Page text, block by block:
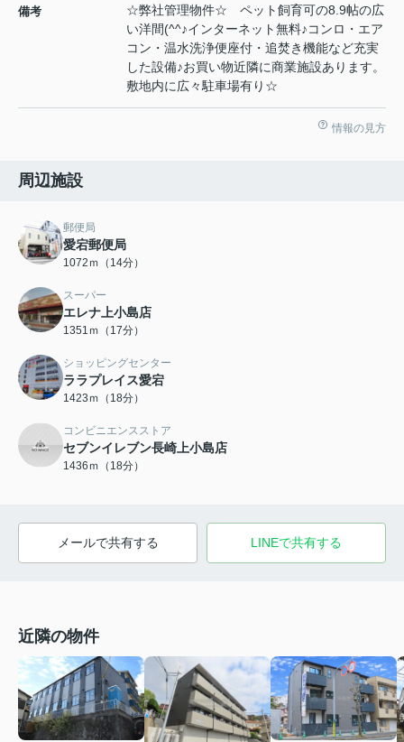
備考
☆弊社管理物件☆ ペット飼育可の8.9帖の広
い洋間(^^♪インターネット無料♪コンロ・エア
コン・温水洗浄便座付・追焚き機能など充実
した設備♪お買い物近隣に商業施設あります。
敷地内に広々駐車場有り☆
情報の見方
周辺施設
郵便局
愛宕郵便局
1072ｍ（14分）
スーパー
エレナ上小島店
1351ｍ（17分）
ショッピングセンター
ララプレイス愛宕
1423ｍ（18分）
コンビニエンスストア
セブンイレブン長崎上小島店
1436ｍ（18分）
メールで共有する LINEで共有する
近隣の物件